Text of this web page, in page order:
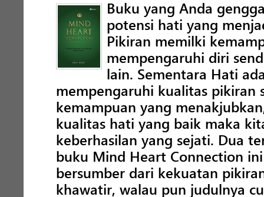
Buku yang Anda
potensi hati yang
Pikiran memilki
mempengaruhi diri
lain. Sementara Hati
mempengaruhi kualitas pikiran
kemampuan yang
kualitas hati yang baik maka
keberhasilan yang sejati. Dua
buku Mind Heart Connection
bersumber dari kekuatan
khawatir, walau pun judulnya